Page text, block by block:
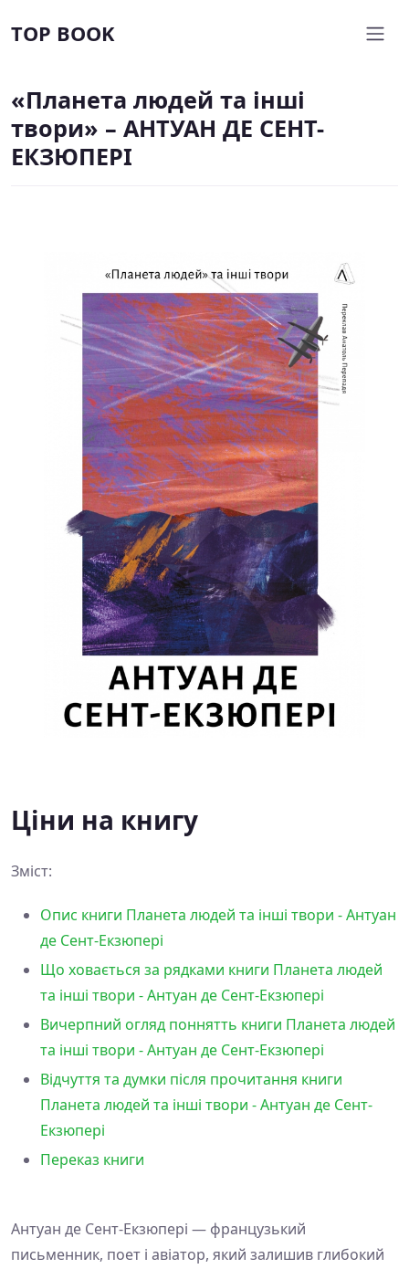
TOP BOOK
«Планета людей та інші
твори» – АНТУАН ДЕ СЕНТ-
ЕКЗЮПЕРІ
Ціни на книгу
Зміст:
Опис книги Планета людей та інші твори - Антуан
де Сент-Екзюпері
Що ховається за рядками книги Планета людей
та інші твори - Антуан де Сент-Екзюпері
Вичерпний огляд поннятть книги Планета людей
та інші твори - Антуан де Сент-Екзюпері
Відчуття та думки після прочитання книги
Планета людей та інші твори - Антуан де Сент-
Екзюпері
Переказ книги
Антуан де Сент-Екзюпері — французький
письменник, поет і авіатор, який залишив глибокий